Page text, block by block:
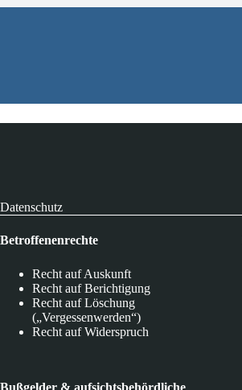
Datenschutz
Betroffenenrechte
Recht auf Auskunft
Recht auf Berichtigung
Recht auf Löschung
(„Vergessenwerden“)
Recht auf Widerspruch
Bußgelder & aufsichtsbehördliche